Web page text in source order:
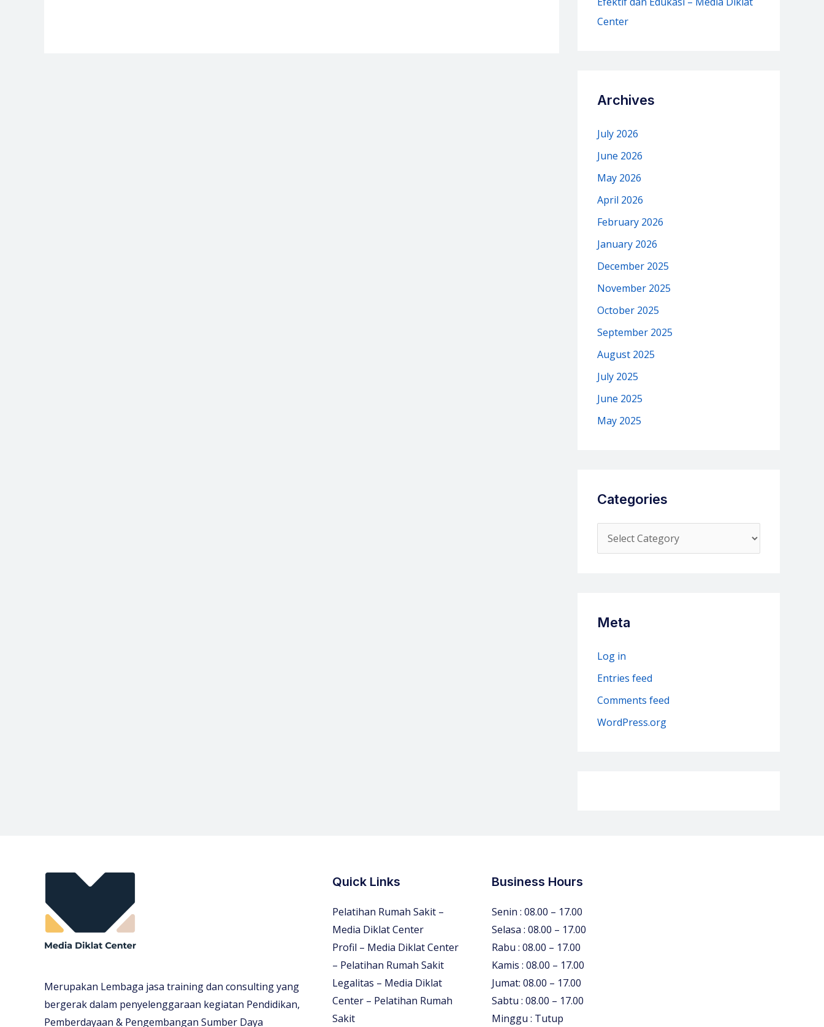
Center
Archives
July 2026
June 2026
May 2026
April 2026
February 2026
January 2026
December 2025
November 2025
October 2025
September 2025
August 2025
July 2025
June 2025
May 2025
Categories
a
o
r
Meta
Log in
Entries feed
Comments feed
WordPress.org
Merupakan Lembaga jasa training dan consulting yang
bergerak dalam penyelenggaraan kegiatan Pendidikan,
Pemberdayaan & Pengembangan Sumber Daya
Quick Links
Pelatihan Rumah Sakit –
Media Diklat Center
Profil – Media Diklat Center
– Pelatihan Rumah Sakit
Legalitas – Media Diklat
Center – Pelatihan Rumah
Sakit
Business Hours
Senin : 08.00 – 17.00
Selasa : 08.00 – 17.00
Rabu : 08.00 – 17.00
Kamis : 08.00 – 17.00
Jumat: 08.00 – 17.00
Sabtu : 08.00 – 17.00
Minggu : Tutup